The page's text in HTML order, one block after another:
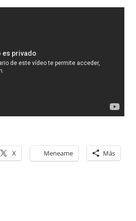
X Meneame Más